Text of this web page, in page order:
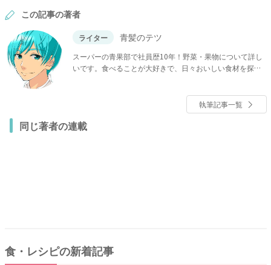
この記事の著者
ライター 青髪のテツ
スーパーの青果部で社員歴10年！野菜・果物について詳し
いです。食べることが大好きで、日々おいしい食材を探し
執筆記事一覧
同じ著者の連載
食・レシピの新着記事